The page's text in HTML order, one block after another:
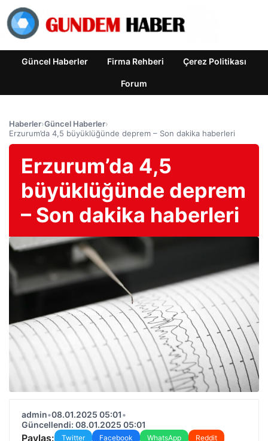
Güncel Haberler Firma Rehberi Çerez Politikası
Forum
Haberler›Güncel Haberler›
Erzurum’da 4,5 büyüklüğünde deprem – Son dakika haberleri
Erzurum’da 4,5
büyüklüğünde deprem
– Son dakika haberleri
admin•08.01.2025 05:01•
Güncellendi: 08.01.2025 05:01
Paylaş: Twitter Facebook WhatsApp
Reddit